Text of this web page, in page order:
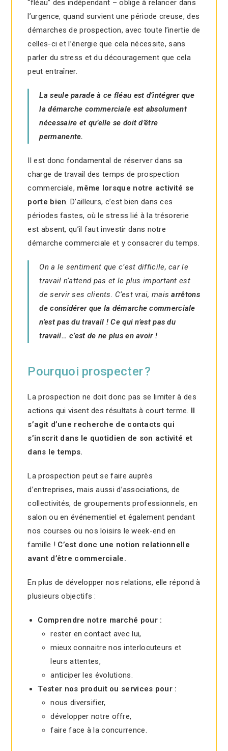
“fléau” des indépendant – oblige à relancer dans
l’urgence, quand survient une période creuse, des
démarches de prospection, avec toute l’inertie de
celles-ci et l’énergie que cela nécessite, sans
parler du stress et du découragement que cela
peut entraîner.
La seule parade à ce fléau est d’intégrer que
la démarche commerciale est absolument
nécessaire et qu’elle se doit d’être
permanente.
Il est donc fondamental de réserver dans sa
charge de travail des temps de prospection
commerciale, même lorsque notre activité se
porte bien. D’ailleurs, c’est bien dans ces
périodes fastes, où le stress lié à la trésorerie
est absent, qu’il faut investir dans notre
démarche commerciale et y consacrer du temps.
On a le sentiment que c’est difficile, car le
travail n’attend pas et le plus important est
de servir ses clients. C’est vrai, maisarrêtons
de considérer que la démarche commerciale
n’est pas du travail ! Ce qui n’est pas du
travail… c’est de ne plus en avoir !
Pourquoi prospecter ?
La prospection ne doit donc pas se limiter à des
actions qui visent des résultats à court terme. Il
s’agit d’une recherche de contacts qui
s’inscrit dans le quotidien de son activité et
dans le temps.
La prospection peut se faire auprès
d’entreprises, mais aussi d’associations, de
collectivités, de groupements professionnels, en
salon ou en événementiel et également pendant
nos courses ou nos loisirs le week-end en
famille ! C’est donc une notion relationnelle
avant d’être commerciale.
En plus de développer nos relations, elle répond à
plusieurs objectifs :
Comprendre notre marché pour :
rester en contact avec lui,
mieux connaitre nos interlocuteurs et
leurs attentes,
anticiper les évolutions.
Tester nos produit ou services pour :
nous diversifier,
développer notre offre,
faire face à la concurrence.